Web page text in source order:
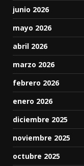
junio 2026
mayo 2026
abril 2026
marzo 2026
febrero 2026
enero 2026
diciembre 2025
noviembre 2025
octubre 2025